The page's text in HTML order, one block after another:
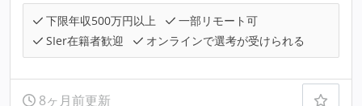
下限年収500万円以上
一部リモート可
SIer在籍者歓迎
オンラインで選考が受けられる
8ヶ月前更新